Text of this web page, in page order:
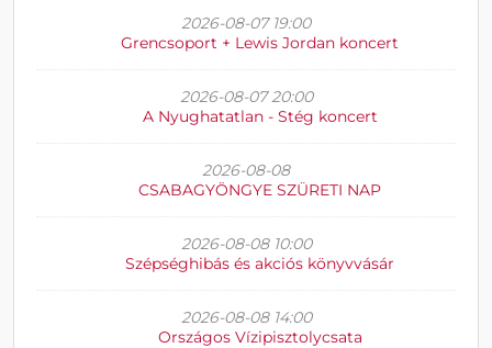
2026-08-07 19:00
Grencsoport + Lewis Jordan koncert
2026-08-07 20:00
A Nyughatatlan - Stég koncert
2026-08-08
CSABAGYÖNGYE SZÜRETI NAP
2026-08-08 10:00
Szépséghibás és akciós könyvvásár
2026-08-08 14:00
Országos Vízipisztolycsata